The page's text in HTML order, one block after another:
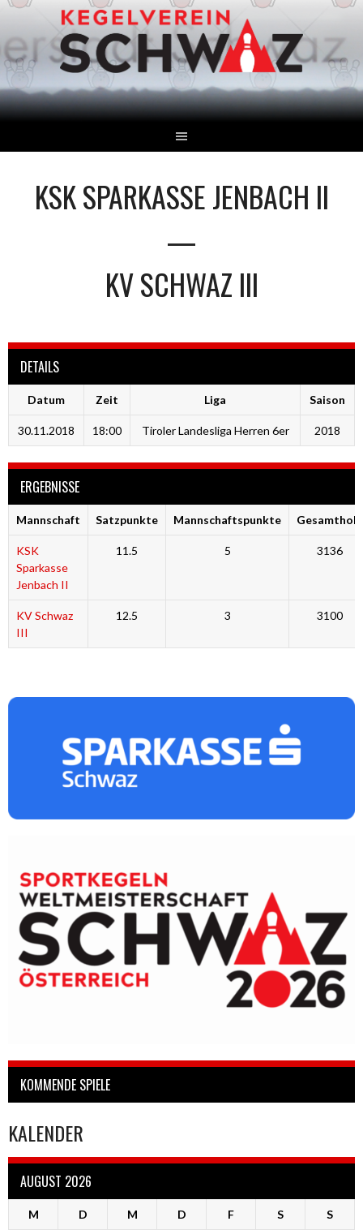
Springe
Inhalt
KSK SPARKASSE JENBACH II
—
KV SCHWAZ III
DETAILS
Datum Zeit Liga Saison
30.11.2018 18:00 Tiroler Landesliga Herren 6er 2018
ERGEBNISSE
Mannschaft Satzpunkte Mannschaftspunkte Gesamtholz
KSK
Sparkasse
Jenbach II
11.5 5 3136
KV Schwaz
III
12.5 3 3100
KOMMENDE SPIELE
KALENDER
AUGUST 2026
M D M D F S S